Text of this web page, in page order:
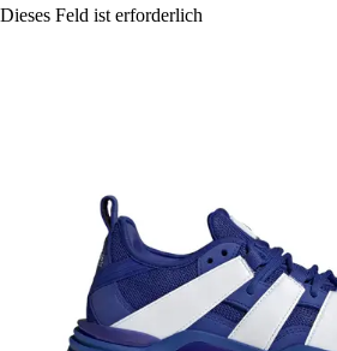
Dieses Feld ist erforderlich